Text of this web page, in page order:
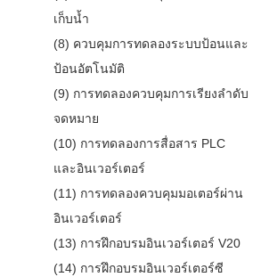
เก็บน้ำ
(8) ควบคุมการทดลองระบบป้อนและ
ป้อนอัตโนมัติ
(9) การทดลองควบคุมการเรียงลำดับ
จดหมาย
(10) การทดลองการสื่อสาร PLC
และอินเวอร์เตอร์
(11) การทดลองควบคุมมอเตอร์ผ่าน
อินเวอร์เตอร์
(13) การฝึกอบรมอินเวอร์เตอร์ V20
(14) การฝึกอบรมอินเวอร์เตอร์ซี